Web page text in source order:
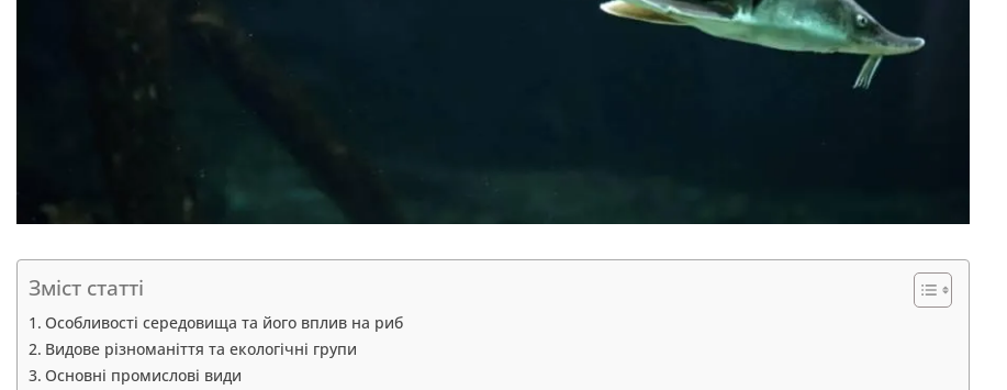
Зміст статті
Особливості середовища та його вплив на риб
Видове різноманіття та екологічні групи
Основні промислові види